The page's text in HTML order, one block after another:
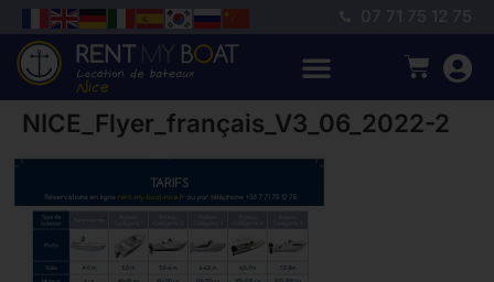
07 71 75 12 75
NICE_Flyer_français_V3_06_2022-2